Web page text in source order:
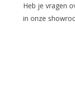
Heb je vragen
in onze